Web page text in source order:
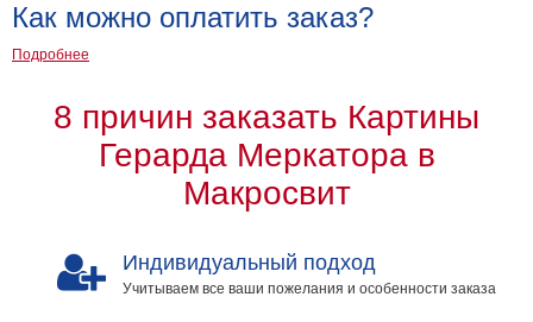
Как можно оплатить заказ?
Подробнее
8 причин заказать Картины
Герарда Меркатора в
Макросвит
Индивидуальный подход
Учитываем все ваши пожелания и особенности заказа